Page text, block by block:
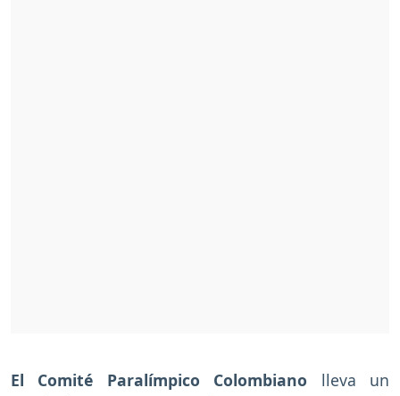
El Comité Paralímpico Colombiano lleva un